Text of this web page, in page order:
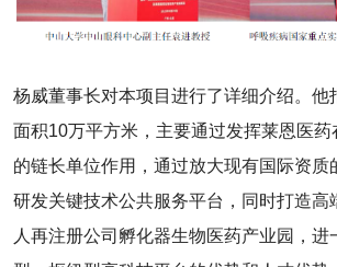
杨威董事长对本项目进行了详细介绍。他
面积10万平方米，主要通过发挥莱恩医
的链长单位作用，通过放大现有国际资质
研发关键技术公共服务平台，同时打造高
人再注册公司孵化器生物医药产业园，进